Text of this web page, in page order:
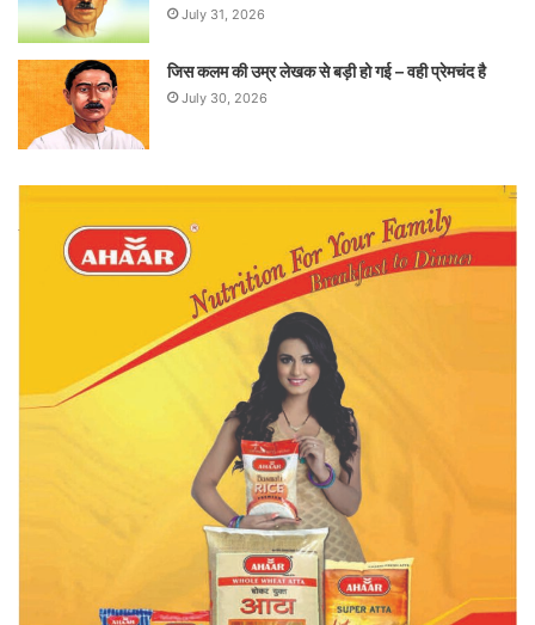
July 31, 2026
जिस कलम की उम्र लेखक से बड़ी हो गई – वही प्रेमचंद है
July 30, 2026